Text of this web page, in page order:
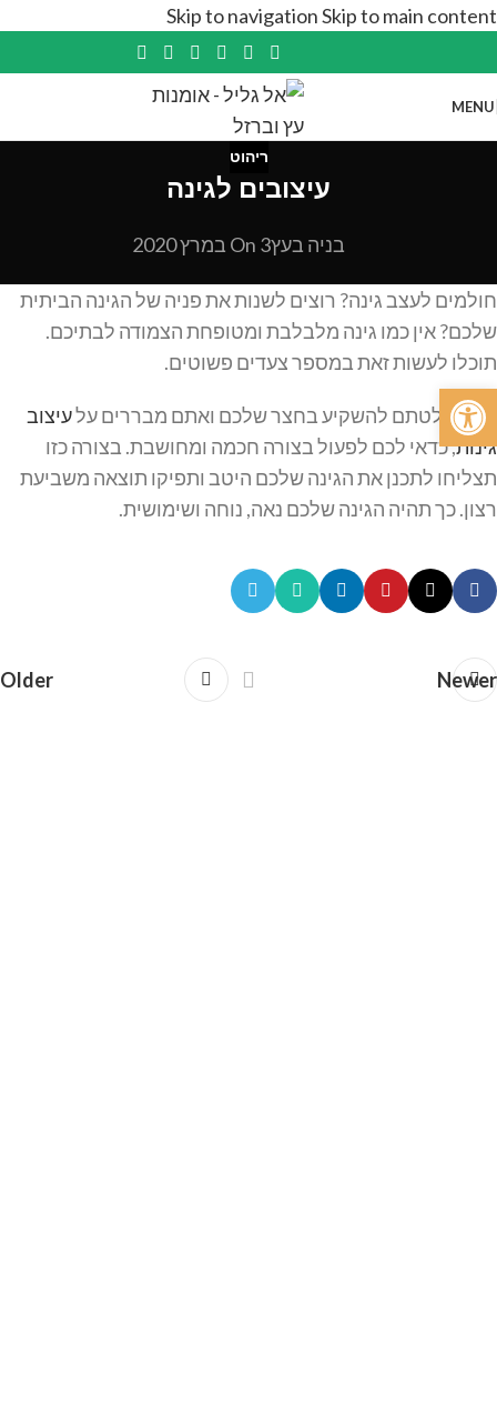
Skip to navigationSkip to main content
MENU
ריהוט
עיצובים לגינה
בניה בעץOn 3 במרץ 2020
חולמים לעצב גינה? רוצים לשנות את פניה של הגינה הביתית
שלכם? אין כמו גינה מלבלבת ומטופחת הצמודה לבתיכם.
תוכלו לעשות זאת במספר צעדים פשוטים.
אם החלטתם להשקיע בחצר שלכם ואתם מבררים עלעיצוב
גינות, כדאי לכם לפעול בצורה חכמה ומחושבת. בצורה כזו
תצליחו לתכנן את הגינה שלכם היטב ותפיקו תוצאה משביעת
רצון. כך תהיה הגינה שלכם נאה, נוחה ושימושית.
Newer
Older
פתח סרגל נגישות